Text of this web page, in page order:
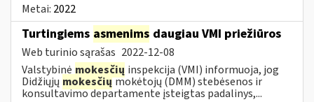
Metai: 2022
Turtingiems asmenims daugiau VMI priežiūros
Web turinio sąrašas 2022-12-08
Valstybinė mokesčių inspekcija (VMI) informuoja, jog
Didžiųjų mokesčiųmokėtojų (DMM) stebėsenos ir
konsultavimo departamente įsteigtas padalinys,...